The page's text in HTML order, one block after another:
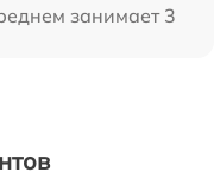
занимает 3